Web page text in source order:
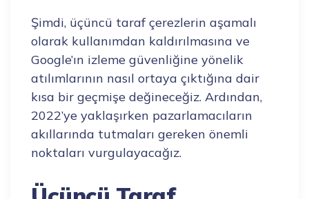
Şimdi, üçüncü taraf çerezlerin aşamalı
olarak kullanımdan kaldırılmasına ve
Google’ın izleme güvenliğine yönelik
atılımlarının nasıl ortaya çıktığına dair
kısa bir geçmişe değineceğiz. Ardından,
2022’ye yaklaşırken pazarlamacıların
akıllarında tutmaları gereken önemli
noktaları vurgulayacağız.